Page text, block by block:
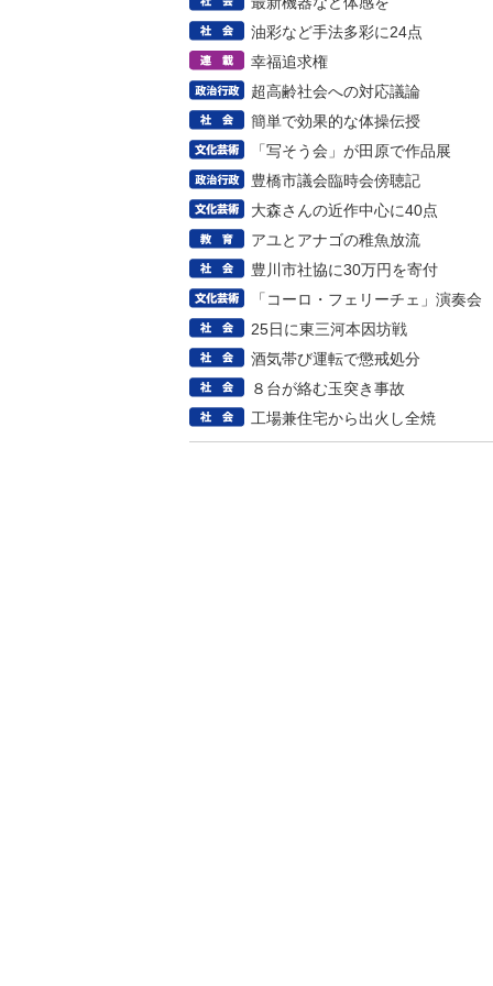
油彩など手法多彩に24点
幸福追求権
超高齢社会への対応議論
簡単で効果的な体操伝授
「写そう会」が田原で作品展
豊橋市議会臨時会傍聴記
大森さんの近作中心に40点
アユとアナゴの稚魚放流
豊川市社協に30万円を寄付
「コーロ・フェリーチェ」演奏会
25日に東三河本因坊戦
酒気帯び運転で懲戒処分
８台が絡む玉突き事故
工場兼住宅から出火し全焼